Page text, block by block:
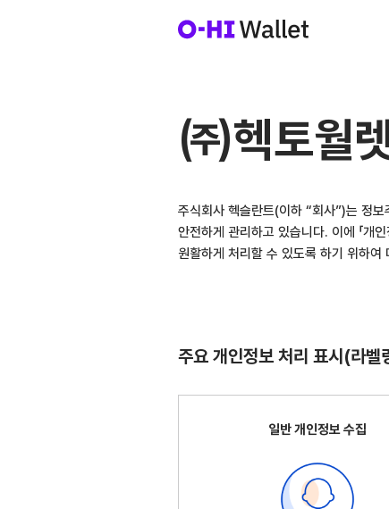
㈜헥토월
주식회사 헥슬란트(이하 “회사”)는 정보
안전하게 관리하고 있습니다. 이에 「개
원활하게 처리할 수 있도록 하기 위하여
주요 개인정보 처리 표시(라벨
일반 개인정보 수집